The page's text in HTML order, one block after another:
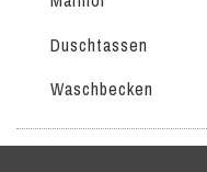
Duschtassen
Waschbecken